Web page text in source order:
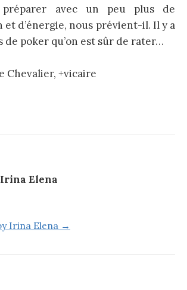
avec un peu plus de
d’énergie, nous prévient-il. Il y a
de poker qu’on est sûr de rater…
Chevalier, +vicaire
Irina Elena
Irina Elena →